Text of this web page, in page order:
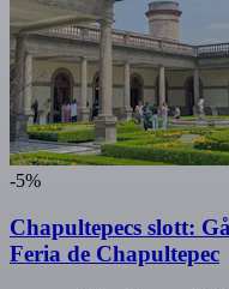
-5%
Chapultepecs slott:
Feria de Chapultepec